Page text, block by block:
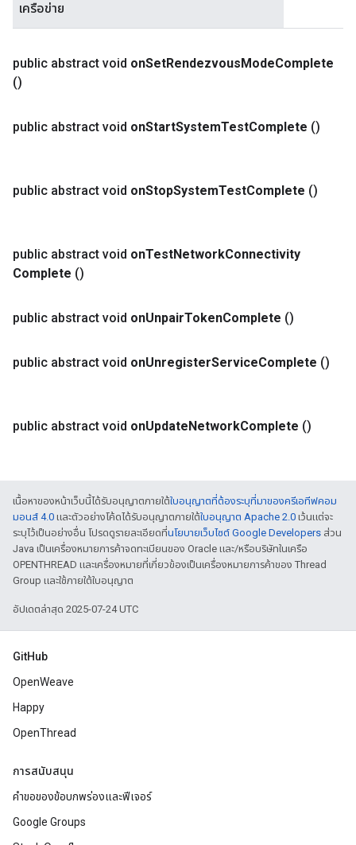
เครือข่าย
public abstract void onSetRendezvousModeComplete
()
public abstract void onStartSystemTestComplete ()
public abstract void onStopSystemTestComplete ()
public abstract void onTestNetworkConnectivity
Complete ()
public abstract void onUnpairTokenComplete ()
public abstract void onUnregisterServiceComplete ()
public abstract void onUpdateNetworkComplete ()
เนื้อหาของหน้าเว็บนี้ได้รับอนุญาตภายใต้ใบอนุญาตที่ต้องระบุที่มาของครีเอทีฟคอม
มอนส์ 4.0 และตัวอย่างโค้ดได้รับอนุญาตภายใต้ใบอนุญาต Apache 2.0 เว้นแต่จะ
ระบุไว้เป็นอย่างอื่น โปรดดูรายละเอียดที่นโยบายเว็บไซต์ Google Developers ส่วน
Java เป็นเครื่องหมายการค้าจดทะเบียนของ Oracle และ/หรือบริษัทในเครือ
OPENTHREAD และเครื่องหมายที่เกี่ยวข้องเป็นเครื่องหมายการค้าของ Thread
Group และใช้ภายใต้ใบอนุญาต
อัปเดตล่าสุด 2025-07-24 UTC
GitHub
OpenWeave
Happy
OpenThread
การสนับสนุน
คำขอของข้อบกพร่องและฟีเจอร์
Google Groups